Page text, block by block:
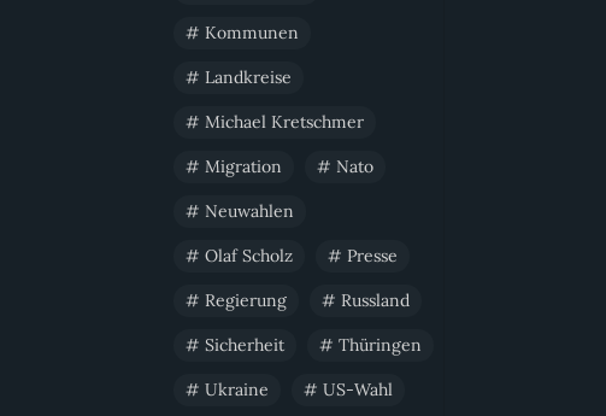
Kommunen
Landkreise
Michael Kretschmer
Migration Nato
Neuwahlen
Olaf Scholz Presse
Regierung Russland
Sicherheit Thüringen
Ukraine US-Wahl